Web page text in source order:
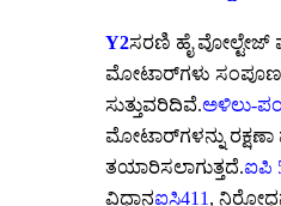
Y2ಸರಣಿ ಹೈ ವೋಲ್ಟೇಜ್
ಮೋಟಾರ್‌ಗಳು
ಸುತ್ತುವರಿದಿವೆ.ಅಳಿಲು-
ಮೋಟಾರ್‌ಗಳನ್ನು
ತಯಾರಿಸಲಾಗುತ್ತದೆ.ಐಪಿ
ವಿಧಾನಐಸಿ411 ,